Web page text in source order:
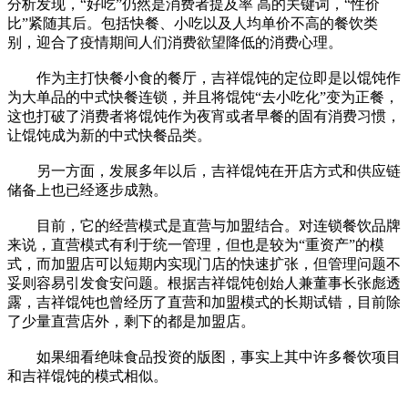
分析发现，“好吃”仍然是消费者提及率 高的关键词，“性价
比”紧随其后。包括快餐、小吃以及人均单价不高的餐饮类
别，迎合了疫情期间人们消费欲望降低的消费心理。
作为主打快餐小食的餐厅，吉祥馄饨的定位即是以馄饨作
为大单品的中式快餐连锁，并且将馄饨“去小吃化”变为正餐，
这也打破了消费者将馄饨作为夜宵或者早餐的固有消费习惯，
让馄饨成为新的中式快餐品类。
另一方面，发展多年以后，吉祥馄饨在开店方式和供应链
储备上也已经逐步成熟。
目前，它的经营模式是直营与加盟结合。对连锁餐饮品牌
来说，直营模式有利于统一管理，但也是较为“重资产”的模
式，而加盟店可以短期内实现门店的快速扩张，但管理问题不
妥则容易引发食安问题。根据吉祥馄饨创始人兼董事长张彪透
露，吉祥馄饨也曾经历了直营和加盟模式的长期试错，目前除
了少量直营店外，剩下的都是加盟店。
如果细看绝味食品投资的版图，事实上其中许多餐饮项目
和吉祥馄饨的模式相似。